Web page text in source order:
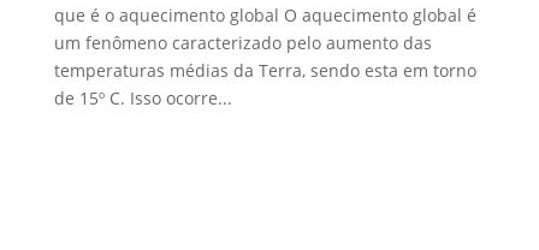
que é o aquecimento global O aquecimento global é
um fenômeno caracterizado pelo aumento das
temperaturas médias da Terra, sendo esta em torno
de 15º C. Isso ocorre...